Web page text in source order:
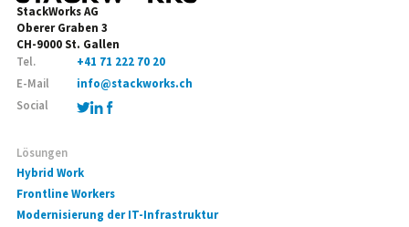
StackWorks AG
Oberer Graben 3
CH-9000 St. Gallen
Tel.
+41 71 222 70 20
E-Mail
info@stackworks.ch
Social
Lösungen
Hybrid Work
Frontline Workers
Modernisierung der IT-Infrastruktur